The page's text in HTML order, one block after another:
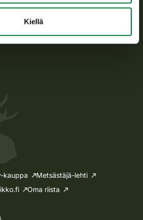
Kiellä
kauppa
Metsästäjä-lehti
Oma riista